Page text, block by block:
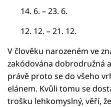
14. 6. – 23. 6.
12. 12. – 21. 12.
V člověku narozeném ve
zakódována dobrodružná
právě proto se do všeho
elánem. Kvůli tomu se
trošku lehkomyslný, věří,